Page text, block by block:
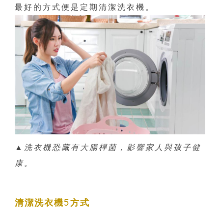
最好的方式便是定期清潔洗衣機。
▲洗衣機恐藏有大腸桿菌，影響家人與孩子健
康。
清潔洗衣機5方式